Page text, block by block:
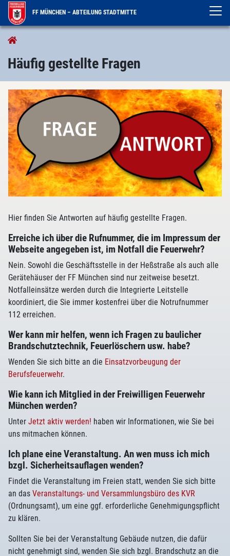
FF MÜNCHEN – ABTEILUNG STADTMITTE
Häufig gestellte Fragen
Hier finden Sie Antworten auf häufig gestellte Fragen.
Erreiche ich über die Rufnummer, die im Impressum der
Webseite angegeben ist, im Notfall die Feuerwehr?
Nein. Sowohl die Geschäftsstelle in der Heßstraße als auch alle
Gerätehäuser der FF München sind nur zeitweise besetzt.
Notfalleinsätze werden durch die Integrierte Leitstelle
koordiniert, die Sie immer kostenfrei über die Notrufnummer
112 erreichen.
Wer kann mir helfen, wenn ich Fragen zu baulicher
Brandschutztechnik, Feuerlöschern usw. habe?
Wenden Sie sich bitte an die Einsatzvorbeugung der
Berufsfeuerwehr.
Wie kann ich Mitglied in der Freiwilligen Feuerwehr
München werden?
Unter Jetzt aktiv werden! haben wir Informationen, wie Sie bei
uns mitmachen können.
Ich plane eine Veranstaltung. An wen muss ich mich
bzgl. Sicherheitsauflagen wenden?
Findet die Veranstaltung im Freien statt, wenden Sie sich bitte
an das Veranstaltungs- und Versammlungsbüro des KVR
(Ordnungsamt), um eine ggf. erforderliche Genehmigungspflicht
zu klären.
Sollten Sie bei der Veranstaltung Gebäude nutzen, die dafür
nicht genehmigt sind, wenden Sie sich bzgl. Brandschutz an die